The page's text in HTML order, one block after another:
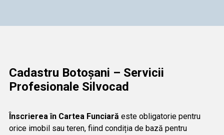
Cadastru Botoșani – Servicii
Profesionale Silvocad
Înscrierea în Cartea Funciară este obligatorie pentru
orice imobil sau teren, fiind condiția de bază pentru